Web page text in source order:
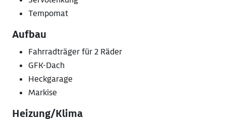
Tempomat
Aufbau
Fahrradträger für 2 Räder
GFK-Dach
Heckgarage
Markise
Heizung/Klima